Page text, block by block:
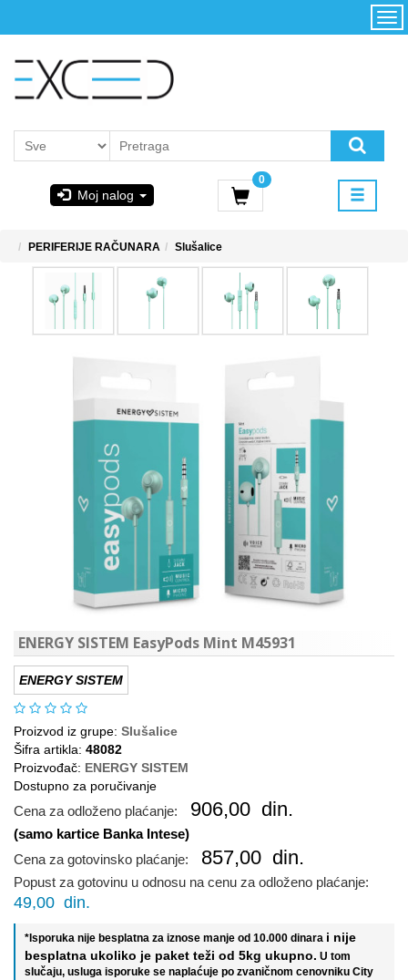
Moj nalog
0
Početna
korišćenja i
PoweredByAsus
PERIFERIJE RAČUNARA Slušalice
ENERGY SISTEM EasyPods Mint M45931
ENERGY SISTEM
Proizvod iz grupe: Slušalice
Šifra artikla: 48082
Proizvođač: ENERGY SISTEM
Dostupno za poručivanje
Cena za odloženo plaćanje: 906,00 din.
(samo kartice Banka Intese)
Cena za gotovinsko plaćanje:
857,00 din.
Popust za gotovinu u odnosu na cenu za odloženo plaćanje:
49,00 din.
*Isporuka nije besplatna za iznose manje od 10.000 dinara i nije
besplatna ukoliko je paket teži od 5kg ukupno. U tom
slučaju, usluga isporuke se naplaćuje po zvaničnom cenovniku City